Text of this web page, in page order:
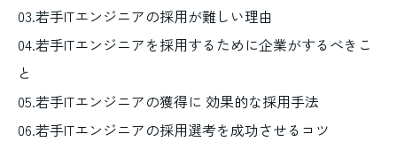
03.若手ITエンジニアの採用が難しい理由
04.若手ITエンジニアを採用するために企業がするべきこ
と
05.若手ITエンジニアの獲得に 効果的な採用手法
06.若手ITエンジニアの採用選考を成功させるコツ